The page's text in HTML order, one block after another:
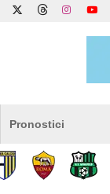
Pronostici